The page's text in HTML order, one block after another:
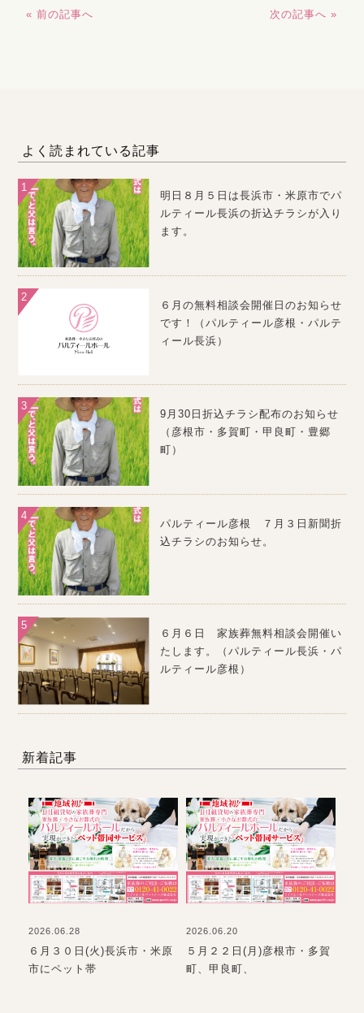
« 前の記事へ 次の記事へ »
よく読まれている記事
明日８月５日は長浜市・米原市でパ
ルティール長浜の折込チラシが入り
ます。
６月の無料相談会開催日のお知らせ
です！（パルティール彦根・パルテ
ィール長浜）
9月30日折込チラシ配布のお知らせ
（彦根市・多賀町・甲良町・豊郷
町）
パルティール彦根 ７月３日新聞折
込チラシのお知らせ。
６月６日 家族葬無料相談会開催い
たします。（パルティール長浜・パ
ルティール彦根）
新着記事
2026.06.28
６月３０日(火)長浜市・米原
市にペット帯
2026.06.20
５月２２日(月)彦根市・多賀
町、甲良町、